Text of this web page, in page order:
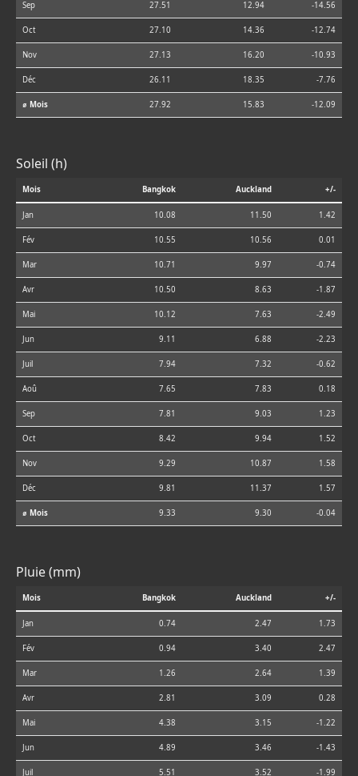
Sep 27.51 12.94 -14.56
Oct 27.10 14.36 -12.74
Nov 27.13 16.20 -10.93
Déc 26.11 18.35 -7.76
⌀ Mois 27.92 15.83 -12.09
Soleil (h)
Mois Bangkok Auckland +/-
Jan 10.08 11.50 1.42
Fév 10.55 10.56 0.01
Mar 10.71 9.97 -0.74
Avr 10.50 8.63 -1.87
Mai 10.12 7.63 -2.49
Jun 9.11 6.88 -2.23
Juil 7.94 7.32 -0.62
Aoû 7.65 7.83 0.18
Sep 7.81 9.03 1.23
Oct 8.42 9.94 1.52
Nov 9.29 10.87 1.58
Déc 9.81 11.37 1.57
⌀ Mois 9.33 9.30 -0.04
Pluie (mm)
Mois Bangkok Auckland +/-
Jan 0.74 2.47 1.73
Fév 0.94 3.40 2.47
Mar 1.26 2.64 1.39
Avr 2.81 3.09 0.28
Mai 4.38 3.15 -1.22
Jun 4.89 3.46 -1.43
Juil 5.51 3.52 -1.99